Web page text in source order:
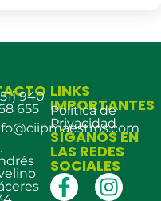
940
655
LINKS
IMPORTANTES
Política de
Privacidad
SÍGANOS EN
LAS REDES
SOCIALES